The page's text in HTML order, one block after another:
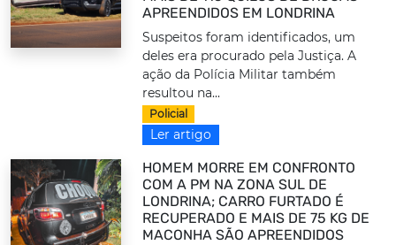
APREENDIDOS EM LONDRINA
Suspeitos foram identificados, um
deles era procurado pela Justiça. A
ação da Polícia Militar também
resultou na...
Policial
Ler artigo
HOMEM MORRE EM CONFRONTO
COM A PM NA ZONA SUL DE
LONDRINA; CARRO FURTADO É
RECUPERADO E MAIS DE 75 KG DE
MACONHA SÃO APREENDIDOS